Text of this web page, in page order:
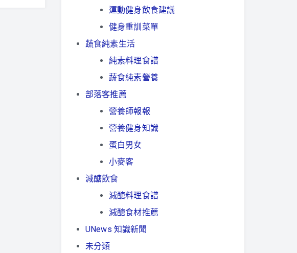
運動健身飲食建議
健身重訓菜單
蔬食純素生活
純素料理食譜
蔬食純素營養
部落客推薦
營養師報報
營養健身知識
蛋白男女
小麥客
減醣飲食
減醣料理食譜
減醣食材推薦
UNews 知識新聞
未分類